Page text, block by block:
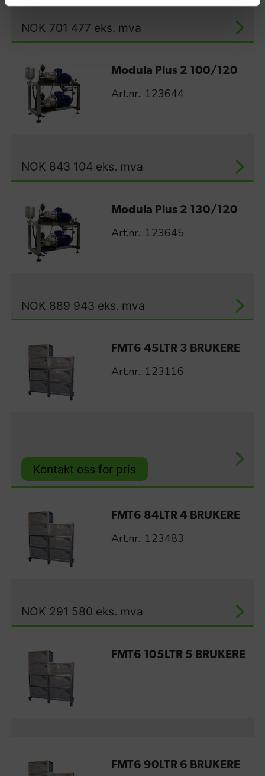
NOK 701 477 eks. mva
Modula Plus 2 100/120
Art.nr.: 123644
NOK 843 104 eks. mva
Modula Plus 2 130/120
Art.nr.: 123645
NOK 889 943 eks. mva
FMT6 45LTR 3 BRUKERE
Art.nr.: 123116
Kontakt oss for pris
FMT6 84LTR 4 BRUKERE
Art.nr.: 123483
NOK 291 580 eks. mva
FMT6 105LTR 5 BRUKERE
FMT6 90LTR 6 BRUKERE